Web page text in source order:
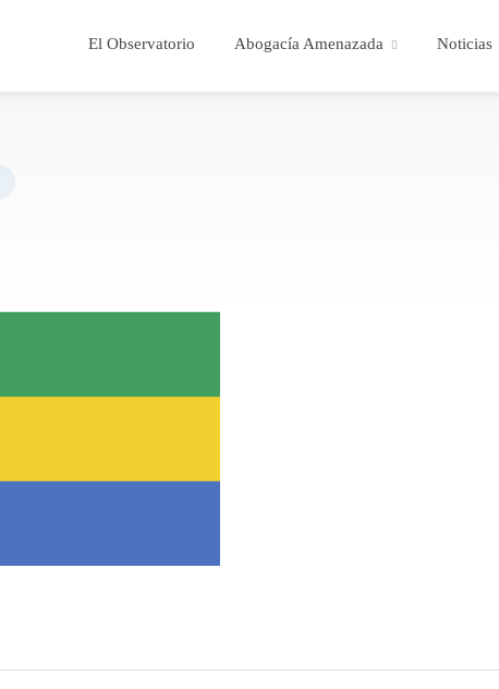
El Observatorio Abogacía Amenazada Noticias